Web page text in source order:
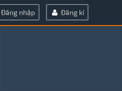
Đăng nhập Đăng kí